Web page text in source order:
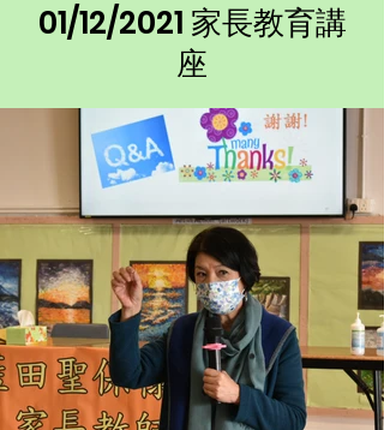
01/12/2021 家長教育講
座